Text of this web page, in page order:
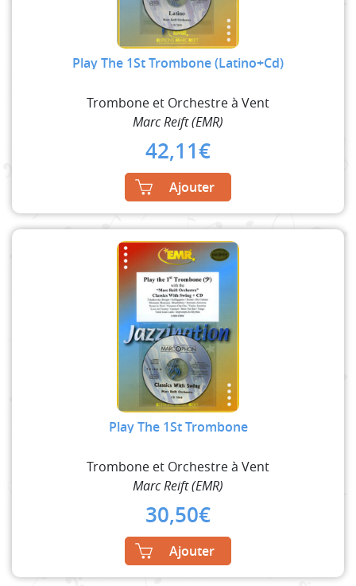
Play The 1St Trombone (Latino+Cd)
Trombone et Orchestre à Vent
Marc Reift (EMR)
42,11€
Ajouter
Play The 1St Trombone
Trombone et Orchestre à Vent
Marc Reift (EMR)
30,50€
Ajouter